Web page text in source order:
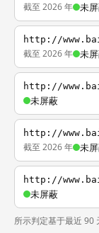
截至 2026 年 未
http://
截至 2026 年 未
http://
未屏蔽
http://
截至 2026 年 未
http://
未屏蔽
所示判定基于最近 90